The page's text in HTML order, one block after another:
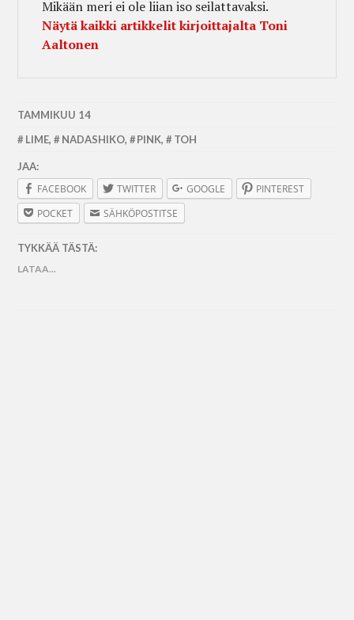
Mikään meri ei ole liian iso seilattavaksi.
Näytä kaikki artikkelit kirjoittajalta Toni
Aaltonen
TAMMIKUU 14
LIME, NADASHIKO, PINK, TOH
JAA:
FACEBOOK TWITTER GOOGLE
PINTEREST
POCKET
SÄHKÖPOSTITSE
TYKKÄÄ TÄSTÄ:
LATAA...